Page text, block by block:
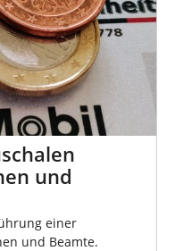
und
einer
und Beamte.